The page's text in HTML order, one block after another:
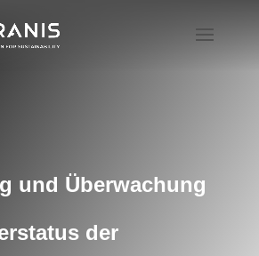
und Überwachung
der